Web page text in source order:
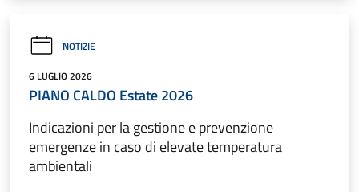
NOTIZIE
6 LUGLIO 2026
PIANO CALDO Estate 2026
Indicazioni per la gestione e prevenzione
emergenze in caso di elevate temperatura
ambientali